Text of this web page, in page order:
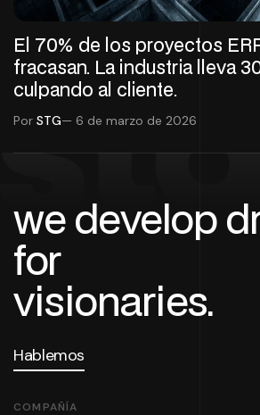
El 70% de los proyectos
fracasan. La industria lleva
culpando al cliente.
Por STG— 6 de marzo de 2026
we develop
for
visionaries.
Hablemos
COMPAÑÍA